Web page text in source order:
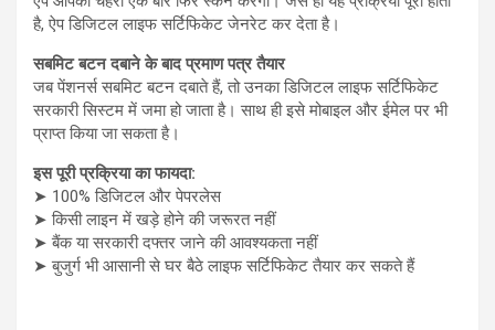
है, ऐप डिजिटल लाइफ सर्टिफिकेट जेनरेट कर देता है।
सबमिट बटन दबाने के बाद प्रमाण पत्र तैयार
जब पेंशनर्स सबमिट बटन दबाते हैं, तो उनका डिजिटल लाइफ सर्टिफिकेट
सरकारी सिस्टम में जमा हो जाता है। साथ ही इसे मोबाइल और ईमेल पर भी
प्राप्त किया जा सकता है।
इस पूरी प्रक्रिया का फायदा:
➤ 100% डिजिटल और पेपरलेस
➤ किसी लाइन में खड़े होने की जरूरत नहीं
➤ बैंक या सरकारी दफ्तर जाने की आवश्यकता नहीं
➤ बुजुर्ग भी आसानी से घर बैठे लाइफ सर्टिफिकेट तैयार कर सकते हैं